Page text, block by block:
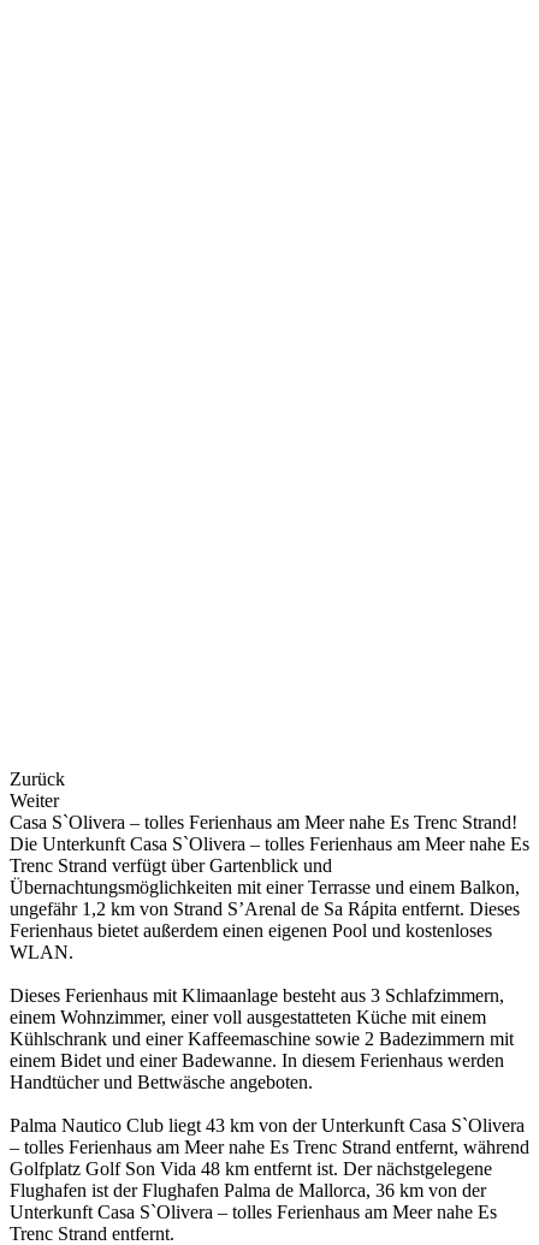
Zurück
Weiter
Casa S`Olivera – tolles Ferienhaus am Meer nahe Es Trenc Strand!
Die Unterkunft Casa S`Olivera – tolles Ferienhaus am Meer nahe Es
Trenc Strand verfügt über Gartenblick und
Übernachtungsmöglichkeiten mit einer Terrasse und einem Balkon,
ungefähr 1,2 km von Strand S’Arenal de Sa Rápita entfernt. Dieses
Ferienhaus bietet außerdem einen eigenen Pool und kostenloses
WLAN.
Dieses Ferienhaus mit Klimaanlage besteht aus 3 Schlafzimmern,
einem Wohnzimmer, einer voll ausgestatteten Küche mit einem
Kühlschrank und einer Kaffeemaschine sowie 2 Badezimmern mit
einem Bidet und einer Badewanne. In diesem Ferienhaus werden
Handtücher und Bettwäsche angeboten.
Palma Nautico Club liegt 43 km von der Unterkunft Casa S`Olivera
– tolles Ferienhaus am Meer nahe Es Trenc Strand entfernt, während
Golfplatz Golf Son Vida 48 km entfernt ist. Der nächstgelegene
Flughafen ist der Flughafen Palma de Mallorca, 36 km von der
Unterkunft Casa S`Olivera – tolles Ferienhaus am Meer nahe Es
Trenc Strand entfernt.